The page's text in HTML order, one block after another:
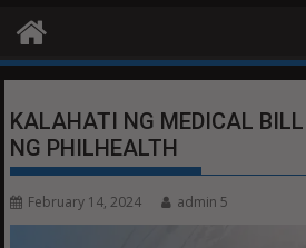
KALAHATI NG MEDICAL
NG PHILHEALTH
February 14, 2024 admin 5